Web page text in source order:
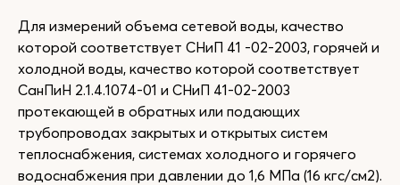
Для измерений объема сетевой воды, качество
которой соответствует СНиП 41 -02-2003, горячей и
холодной воды, качество которой соответствует
СанПиН 2.1.4.1074-01 и СНиП 41-02-2003
протекающей в обратных или подающих
трубопроводах закрытых и открытых систем
теплоснабжения, системах холодного и горячего
водоснабжения при давлении до 1,6 МПа (16 кгс/см2).